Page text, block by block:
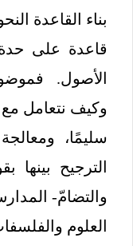
بناء القاعدة
قاعدة على
الأصول.
وكيف نتعامل
سليمًا،
الترجيح بينها
والتضامّ-
العلوم